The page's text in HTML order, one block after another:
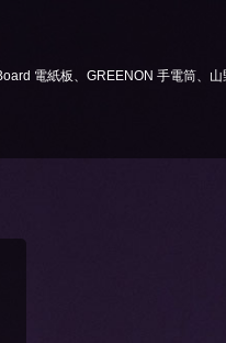
電紙板、GREENON 手電筒、